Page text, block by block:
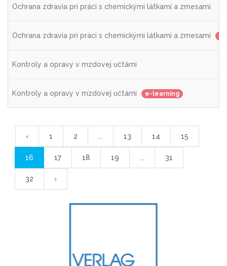
Ochrana zdravia pri práci s chemickými látkami a zmesami
Ochrana zdravia pri práci s chemickými látkami a zmesami
Kontroly a opravy v mzdovej učtárni
Kontroly a opravy v mzdovej učtárni e-learning
‹ 1 2 13 14 15
16 17 18 19 31
32 ›